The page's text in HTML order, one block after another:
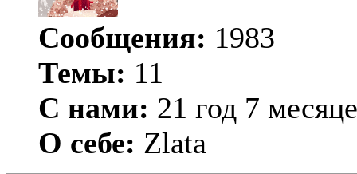
Сообщения: 1983
Темы: 11
С нами: 21 год 7
О себе: Zlata